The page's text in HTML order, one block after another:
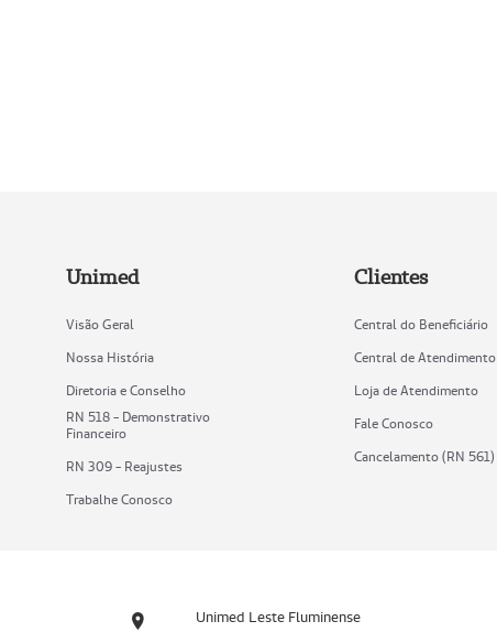
Unimed
Visão Geral
Nossa História
Diretoria e Conselho
RN 518 - Demonstrativo
Financeiro
RN 309 - Reajustes
Trabalhe Conosco
Clientes
Central do Beneficiário
Central de Atendimento
Loja de Atendimento
Fale Conosco
Cancelamento (RN 561)
Unimed Leste Fluminense